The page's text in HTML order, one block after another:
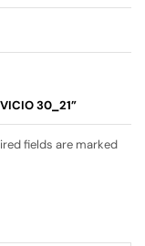
30_21”
fields are marked